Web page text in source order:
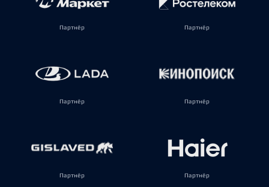
Партнёр Партнёр
Партнёр Партнёр
Партнёр Партнёр